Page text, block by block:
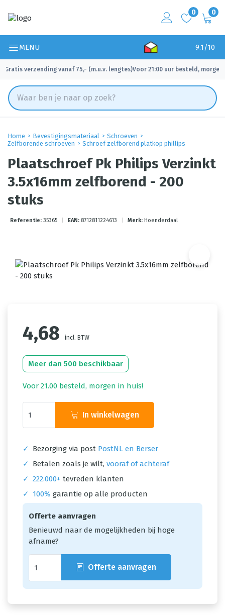
0 0
MENU 9.1/10
Gratis verzending vanaf 75,- (m.u.v. lengtes)
✓ Voor 21:00 uur besteld, morgen
Home Bevestigingsmateriaal
Schroeven
Zelfborende schroeven
Schroef zelfborend platkop phillips
Plaatschroef Pk Philips Verzinkt
3.5x16mm zelfborend - 200
stuks
Referentie: 35365 EAN: 8712811224613 Merk: Hoenderdaal
4,68 incl. BTW
Meer dan 500 beschikbaar
Voor 21.00 besteld, morgen in huis!
In winkelwagen
✓ Bezorging via post PostNL en Berser
✓
Betalen zoals je wilt, vooraf of achteraf
✓ 222.000+ tevreden klanten
✓
100% garantie op alle producten
Offerte aanvragen
Benieuwd naar de mogelijkheden bij hoge
afname?
Offerte aanvragen